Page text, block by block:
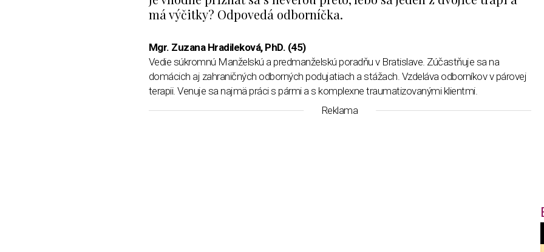
má výčitky? Odpovedá odborníčka.
Mgr. Zuzana Hradileková, PhD. (45)
Vedie súkromnú Manželskú a predmanželskú poradňu v Bratislave. Zúčastňuje sa na
domácich aj zahraničných odborných podujatiach a stážach. Vzdeláva odborníkov v párovej
terapii. Venuje sa najmä práci s pármi a s komplexne traumatizovanými klientmi.
Reklama
f